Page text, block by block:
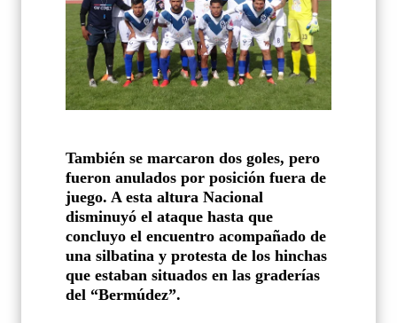
También se marcaron dos goles, pero
fueron anulados por posición fuera de
juego. A esta altura Nacional
disminuyó el ataque hasta que
concluyo el encuentro acompañado de
una silbatina y protesta de los hinchas
que estaban situados en las graderías
del “Bermúdez”.